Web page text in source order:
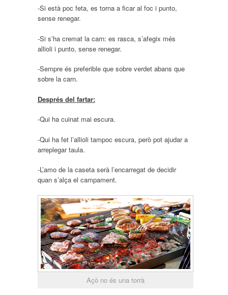
-Si està poc feta, es torna a ficar al foc i punto,
sense renegar.
-Si s’ha cremat la carn: es rasca, s’afegix més
allioli i punto, sense renegar.
-Sempre és preferible que sobre verdet abans que
sobre la carn.
Després del fartar:
-Qui ha cuinat mai escura.
-Qui ha fet l’allioli tampoc escura, però pot ajudar a
arreplegar taula.
-L’amo de la caseta serà l’encarregat de decidir
quan s’alça el campament.
Açò no és una torrà